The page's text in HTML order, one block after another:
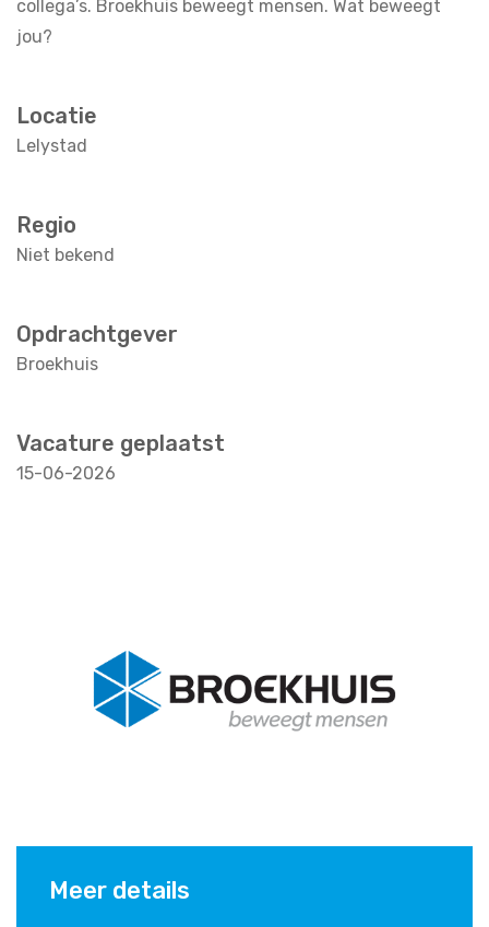
collega’s. Broekhuis beweegt mensen. Wat beweegt
jou?
Locatie
Lelystad
Regio
Niet bekend
Opdrachtgever
Broekhuis
Vacature geplaatst
15-06-2026
Meer details